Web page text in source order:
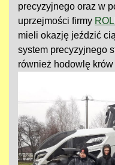
precyzyjnego oraz w
uprzejmości firmy
mieli okazję jeździć
system precyzyjnego
również hodowlę